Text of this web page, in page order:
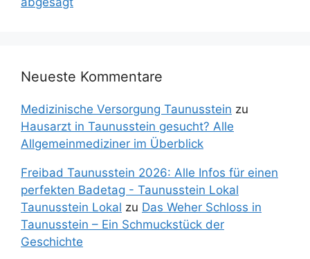
Neueste Kommentare
Medizinische Versorgung Taunusstein zu
Hausarzt in Taunusstein gesucht? Alle
Allgemeinmediziner im Überblick
Freibad Taunusstein 2026: Alle Infos für einen
perfekten Badetag - Taunusstein Lokal
Taunusstein Lokal zu Das Weher Schloss in
Taunusstein – Ein Schmuckstück der
Geschichte